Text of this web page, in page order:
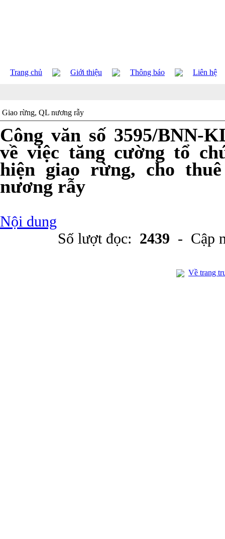
Trang chủ Giới thiệu Thông báo Liên hệ
Giao rừng, QL nương rẫy
Công văn số 3595/BNN-
về việc tăng cường tổ
hiện giao rừng, cho
nương rẫy
Nội dung
Số lượt đọc: 2439 - Cập
Về trang